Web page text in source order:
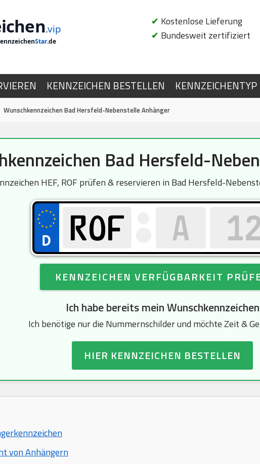
.vip
Star.de
✔ Kostenlose Lieferung
✔ Bundesweit zertifiziert
KENNZEICHEN BESTELLEN KENNZEICHENTYP
Wunschkennzeichen Bad Hersfeld-Nebenstelle Anhänger
Bad Hersfeld-
HEF, ROF prüfen & reservieren in Bad Hersfeld-
KENNZEICHEN VERFÜGBARKEIT
Ich habe bereits mein Wunschkennzeichen
Ich benötige nur die Nummernschilder und möchte Zeit &
HIER KENNZEICHEN BESTELLEN
von Anhängern